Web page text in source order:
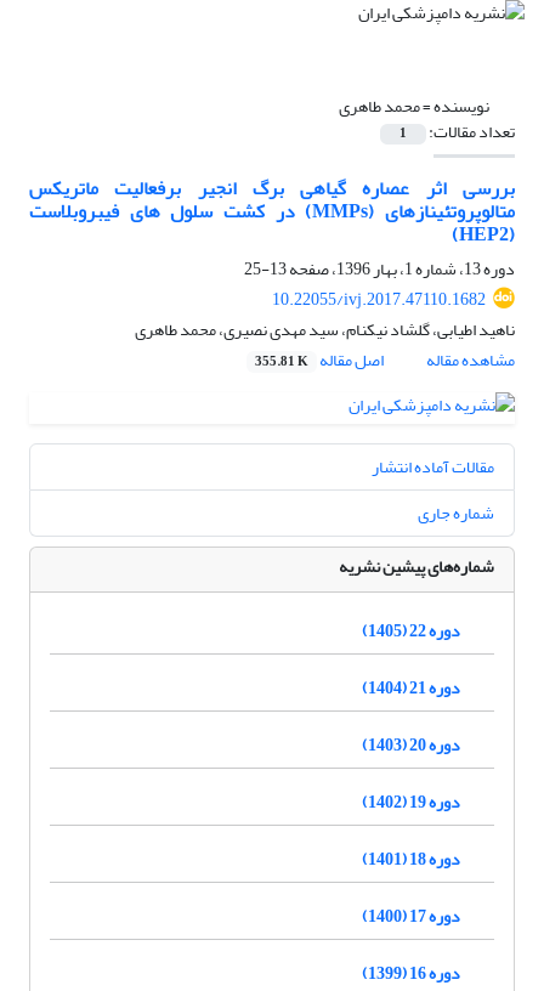
نویسنده =محمد طاهری
تعداد مقالات: 1
بررسی اثر عصاره گیاهی برگ انجیر برفعالیت ماتریکس
متالوپروتئینازهای (MMPs) در کشت سلول های فیبروبلاست
(HEP2)
دوره 13، شماره 1، بهار 1396، صفحه
13-25
10.22055/ivj.2017.47110.1682
ناهید اطیابی، گلشاد نیکنام، سید مهدی نصیری، محمد طاهری
مشاهده مقاله
اصل مقاله 355.81 K
مقالات آماده انتشار
شماره جاری
شماره‌های پیشین نشریه
دوره 22 (1405)
دوره 21 (1404)
دوره 20 (1403)
دوره 19 (1402)
دوره 18 (1401)
دوره 17 (1400)
دوره 16 (1399)